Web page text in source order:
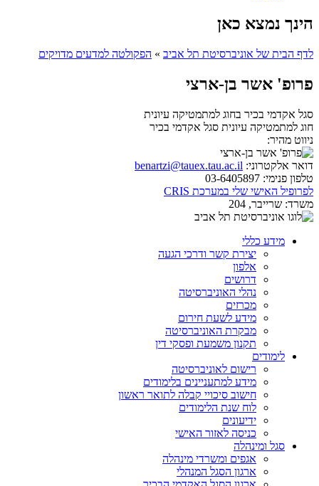
הינך נמצא כאן
לדף הבית של אוניברסיטת תל אביב » הפקולטה למדעים מדויקים
פרופ' אשר בן-ארצי
סגל אקדמי בכיר בחוג למתמטיקה עיונית
חוג למתמטיקה עיונית סגל אקדמי בכיר
ניווט מהיר:
דואר אלקטרוני: benartzi@tauex.tau.ac.il
טלפון פנימי:
לפרופיל האישי שלי במערכת CRIS
משרד: שרייבר, 204
מידע כללי
יצירת קשר ודרכי הגעה
אלפון
דרושים
נהלי האוניברסיטה
מכרזים
מידע לשעת חירום
מבקרת האוניברסיטה
תקנון משמעת ופסקי דין
לימודים
רישום לאוניברסיטה
מידע למתעניינים בלימודים
חישוב סיכויי קבלה לתואר ראשון
לוח שנת הלימודים
ידיעונים
כניסה לאזור האישי
סגל ומינהלה
אגפים ומשרדי מינהלה
ארגון הסגל המנהלי